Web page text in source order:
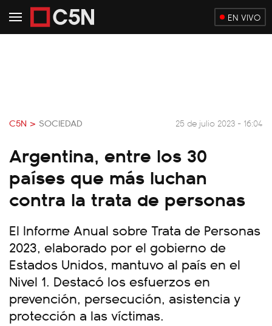
EN VIVO
C5N > SOCIEDAD 25 de julio 2023 - 16:04
Argentina, entre los 30
países que más luchan
contra la trata de personas
El Informe Anual sobre Trata de Personas
2023, elaborado por el gobierno de
Estados Unidos, mantuvo al país en el
Nivel 1. Destacó los esfuerzos en
prevención, persecución, asistencia y
protección a las víctimas.